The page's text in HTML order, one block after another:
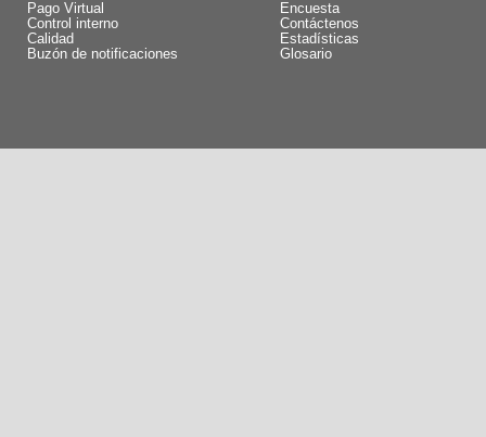
Pago Virtual
Control interno
Calidad
Buzón de notificaciones
Encuesta
Contáctenos
Estadísticas
Glosario